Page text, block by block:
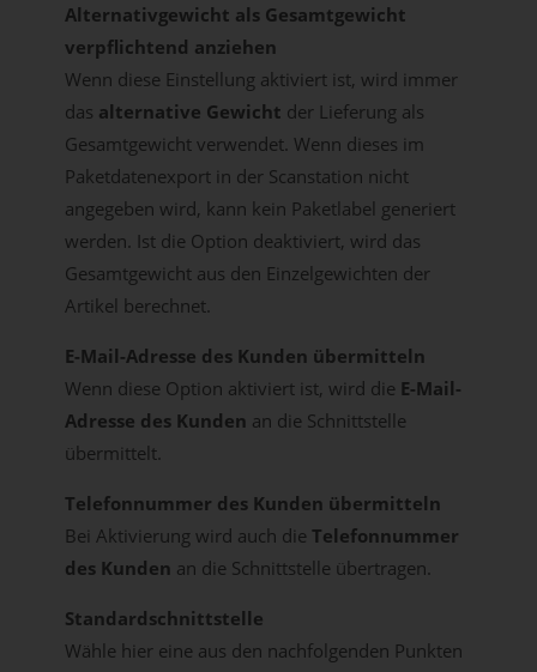
Alternativgewicht als Gesamtgewicht
verpflichtend anziehen
Wenn diese Einstellung aktiviert ist, wird immer
das alternative Gewicht der Lieferung als
Gesamtgewicht verwendet. Wenn dieses im
Paketdatenexport in der Scanstation nicht
angegeben wird, kann kein Paketlabel generiert
werden. Ist die Option deaktiviert, wird das
Gesamtgewicht aus den Einzelgewichten der
Artikel berechnet.
E-Mail-Adresse des Kunden übermitteln
Wenn diese Option aktiviert ist, wird die E-Mail-
Adresse des Kunden an die Schnittstelle
übermittelt.
Telefonnummer des Kunden übermitteln
Bei Aktivierung wird auch die Telefonnummer
des Kunden an die Schnittstelle übertragen.
Standardschnittstelle
Wähle hier eine aus den nachfolgenden Punkten